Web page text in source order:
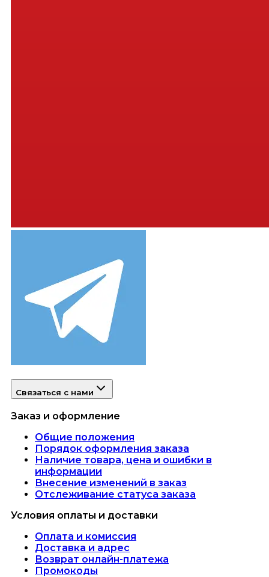
Связаться с нами
Заказ и оформление
Общие положения
Порядок оформления заказа
Наличие товара, цена и ошибки в
информации
Внесение изменений в заказ
Отслеживание статуса заказа
Условия оплаты и доставки
Оплата и комиссия
Доставка и адрес
Возврат онлайн-платежа
Промокоды